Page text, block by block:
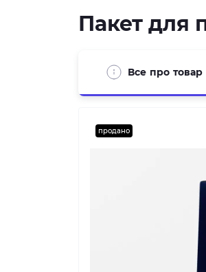
Пакет для
Все про товар
продано